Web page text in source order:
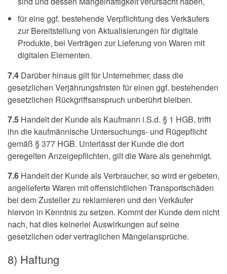
für eine ggf. bestehende Verpflichtung des Verkäufers
zur Bereitstellung von Aktualisierungen für digitale
Produkte, bei Verträgen zur Lieferung von Waren mit
digitalen Elementen.
7.4 Darüber hinaus gilt für Unternehmer, dass die
gesetzlichen Verjährungsfristen für einen ggf. bestehenden
gesetzlichen Rückgriffsanspruch unberührt bleiben.
7.5 Handelt der Kunde als Kaufmann i.S.d. § 1 HGB, trifft
ihn die kaufmännische Untersuchungs- und Rügepflicht
gemäß § 377 HGB. Unterlässt der Kunde die dort
geregelten Anzeigepflichten, gilt die Ware als genehmigt.
7.6 Handelt der Kunde als Verbraucher, so wird er gebeten,
angelieferte Waren mit offensichtlichen Transportschäden
bei dem Zusteller zu reklamieren und den Verkäufer
hiervon in Kenntnis zu setzen. Kommt der Kunde dem nicht
nach, hat dies keinerlei Auswirkungen auf seine
gesetzlichen oder vertraglichen Mängelansprüche.
8) Haftung